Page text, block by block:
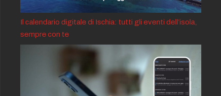
Il calendario digitale di Ischia: tutti gli eventi dell’isola,
sempre con te